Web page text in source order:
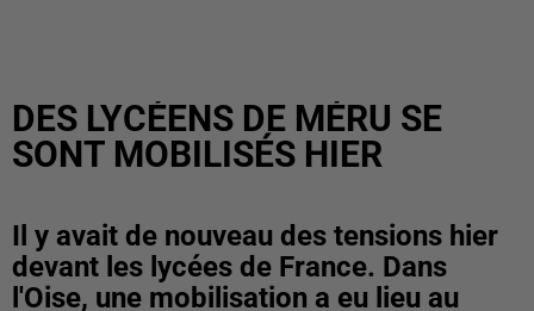
DES LYCÉENS DE MÉRU SE
SONT MOBILISÉS HIER
Il y avait de nouveau des tensions hier
devant les lycées de France. Dans
l'Oise, une mobilisation a eu lieu au